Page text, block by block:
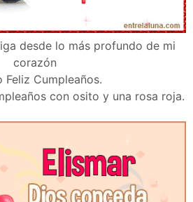
desde lo más profundo de mi
corazón
Feliz Cumpleaños.
con osito y una rosa roja.